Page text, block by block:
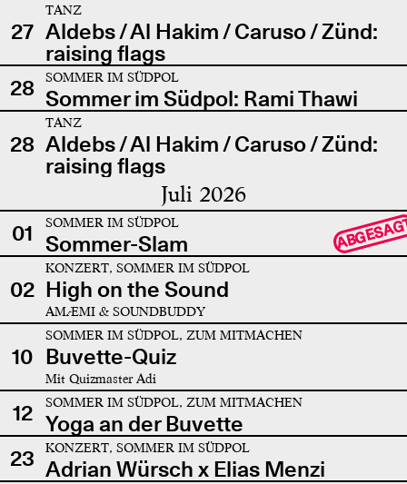
27
TANZ
Aldebs / Al Hakim / Caruso / Zünd:
raising flags
28
SOMMER IM SÜDPOL
Sommer im Südpol: Rami Thawi
28
TANZ
Aldebs / Al Hakim / Caruso / Zünd:
raising flags
Juli 2026
01 SOMMER IM SÜDPOL
Sommer-Slam
02
KONZERT, SOMMER IM SÜDPOL
High on the Sound
AMÆMI & SOUNDBUDDY
10
SOMMER IM SÜDPOL, ZUM MITMACHEN
Buvette-Quiz
Mit Quizmaster Adi
12 SOMMER IM SÜDPOL, ZUM MITMACHEN
Yoga an der Buvette
23
KONZERT, SOMMER IM SÜDPOL
Adrian Würsch x Elias Menzi